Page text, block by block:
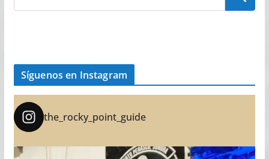
Síguenos en Instagram
the_rocky_point_guide